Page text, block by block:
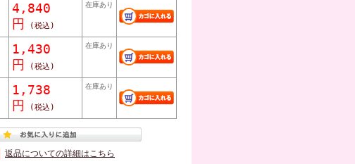
4,840
円
(税込)
在庫あり
1,430
円
(税込)
在庫あり
1,738
円
(税込)
在庫あり
返品についての詳細はこちら